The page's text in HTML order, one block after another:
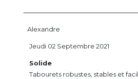
Alexandre
Solide
Tabourets robustes, stables et
Jeudi 02 Septembre 2021